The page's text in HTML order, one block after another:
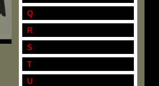
Q
R
S
T
U